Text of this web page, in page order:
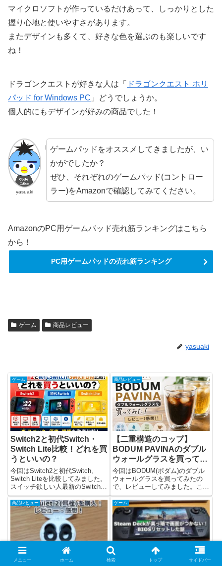
マイクロソフトが作っているだけあって、しっかりとした
握り心地と使いやすさがあります。
またデザインも多くて、好きな色を選ぶのも楽しいです
ね！
ドラゴンクエストが好きな人は「
ドラゴンクエスト ホリ
パッド for Windows PC 」どうでしょうか。
個人的にもデザインが好みの商品でした！
yasuaki
ゲームパッドをオススメしてきましたが、い
かがでしたか？
ぜひ、それぞれのゲームパッド(コントロー
ラー)をAmazonで確認してみてください。
AmazonのPC用ゲームパッド売れ筋ランキングはこちら
から！
PC用ゲームパッドの売れ筋ランキング
ゲーム 商品レビュー
yasuaki
ゲーム
Switch2と初代Switch・
Switch Lite比較！どれを買
うといいの？
今回はSwitch2と初代Switch、
Switch Liteを比較してみました。
スイッチ欲しい人最新のSwitch2
が気になるけれど、初代Switchや
Switch Liteと何が違うの？スイッ
チ欲しい人価格差もあるし、自分
にはどのモデル...
商品レビュー
【二重構造のコップ】
BODUM PAVINAのダブル
ウォールグラスを買ってみ
た！ レビュー(感想)！
今回はBODUM(ボダム)のダブル
ウォールグラスを買ってみたの
で、レビューしてみました。こち
らのコップは二重構造になってい
るグラスで、保温性・保冷性に優
れているグラスです。結論とし
て、保温性・保冷性はもちろん、
見た目のオシャレさや口当たり
の...
商品レビュー
Loop Quiet 2(耳栓)を購
ゲーム
Steam Deckが真っ暗で画
メニュー ホーム 検索 トップ サイドバー